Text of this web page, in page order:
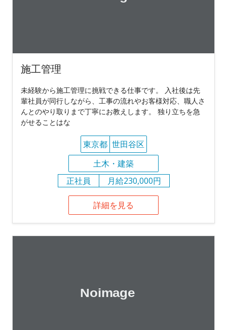
施工管理
未経験から施工管理に挑戦できる仕事です。 入社後は先
輩社員が同行しながら、工事の流れやお客様対応、職人さ
んとのやり取りまで丁寧にお教えします。 独り立ちを急
がせることはな
東京都 世田谷区
土木・建築
正社員
月給230,000円
詳細を見る